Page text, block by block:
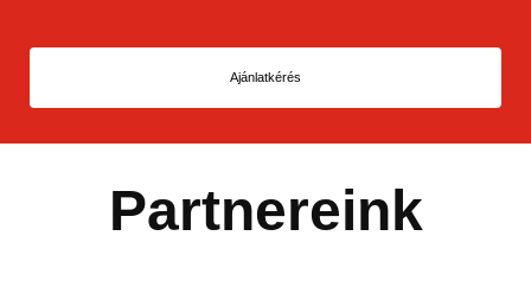
Ajánlatkérés
Partnereink